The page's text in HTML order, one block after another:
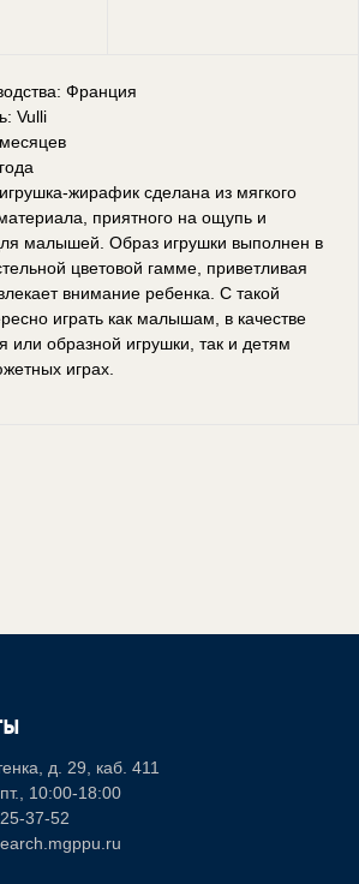
Франция
Vulli
жирафик сделана из мягкого
приятного на ощупь и
малышей. Образ игрушки выполнен в
цветовой гамме, приветливая
внимание ребенка. С такой
играть как малышам, в качестве
или образной игрушки, так и детям
играх.
д. 29, каб. 411
10:00-18:00
37-52